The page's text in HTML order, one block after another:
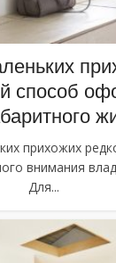
способ
прихожих
внимания
Для...